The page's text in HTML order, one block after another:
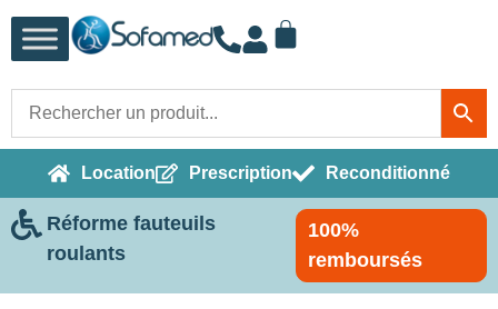
Location Prescription Reconditionné
Réforme fauteuils
roulants
100%
remboursés